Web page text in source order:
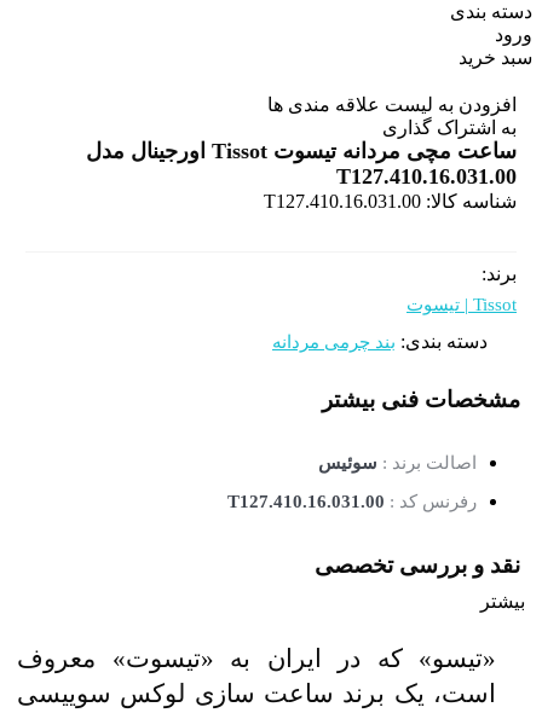
دسته بندی
ورود
سبد خرید
افزودن به لیست علاقه مندی ها
به اشتراک گذاری
ساعت مچی مردانه تیسوت Tissot اورجینال مدل
T127.410.16.031.00
شناسه کالا: T127.410.16.031.00
برند:
Tissot | تیسوت
دسته بندی: بند چرمی مردانه
مشخصات فنی بیشتر
اصالت برند : سوئیس
رفرنس کد : T127.410.16.031.00
نقد و بررسی تخصصی
بیشتر
«تیسو» که در ایران به «تیسوت» معروف
است، یک برند ساعت سازی لوکس سوییسی